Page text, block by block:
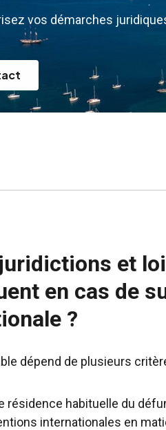
vos démarches
et
en cas de
?
dépend de plusieurs
résidence habituelle du
internationales en